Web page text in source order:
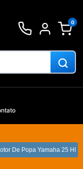
0
De Popa Yamaha 25 HP